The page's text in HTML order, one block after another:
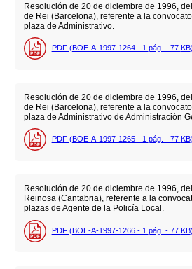
Resolución de 20 de diciembre de 1996,
de Rei (Barcelona), referente a la
plaza de Administrativo.
PDF (BOE-A-1997-1264 - 1 pág. - 77 KB)
Resolución de 20 de diciembre de 1996,
de Rei (Barcelona), referente a la
plaza de Administrativo de Administración
PDF (BOE-A-1997-1265 - 1 pág. - 77 KB)
Resolución de 20 de diciembre de 1996,
Reinosa (Cantabria), referente a la
plazas de Agente de la Policía Local.
PDF (BOE-A-1997-1266 - 1 pág. - 77 KB)